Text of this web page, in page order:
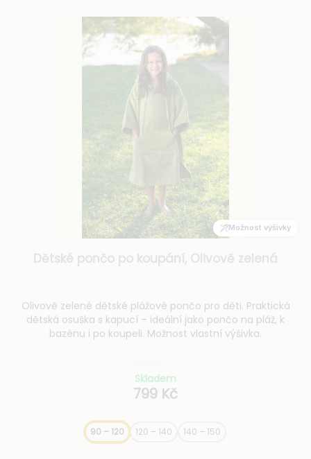
Možnost výšivky
Dětské pončo po koupání, Olivově zelená
Olivově zelené dětské plážové pončo pro děti. Praktická
dětská osuška s kapucí – ideální jako pončo na pláž, k
bazénu i po koupeli. Možnost vlastní výšivka.
Skladem
799 Kč
90 – 120 120 – 140 140 – 150